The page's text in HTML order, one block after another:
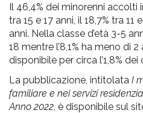
Il 46,4% dei minorenni accolti
tra 15 e 17 anni, il 18,7% tra 11
anni. Nella classe d’età 3-5
18 mentre l’8,1% ha meno di
disponibile per circa l’1,8% dei
La pubblicazione, intitolata I
familiare e nei servizi
Anno 2022 , è disponibile sul